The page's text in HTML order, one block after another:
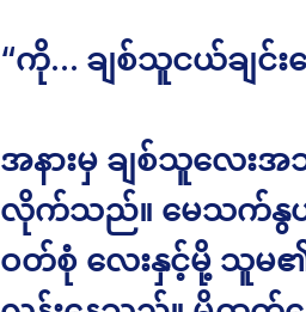
“ကို… ချစ်သူငယ်ချင်
အနားမှ ချစ်သူလေး
လိုက်သည်။ မေသက်နွယ်
ဝတ်စုံ လေးနှင့်မို့ သူမ၏